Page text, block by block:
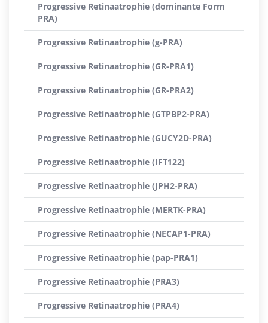
Progressive Retinaatrophie (dominante Form
PRA)
Progressive Retinaatrophie (g-PRA)
Progressive Retinaatrophie (GR-PRA1)
Progressive Retinaatrophie (GR-PRA2)
Progressive Retinaatrophie (GTPBP2-PRA)
Progressive Retinaatrophie (GUCY2D-PRA)
Progressive Retinaatrophie (IFT122)
Progressive Retinaatrophie (JPH2-PRA)
Progressive Retinaatrophie (MERTK-PRA)
Progressive Retinaatrophie (NECAP1-PRA)
Progressive Retinaatrophie (pap-PRA1)
Progressive Retinaatrophie (PRA3)
Progressive Retinaatrophie (PRA4)